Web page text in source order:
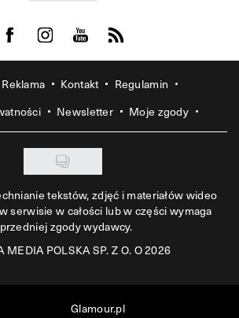
Visit us on Facebook
Visit us on Instagram
Visit us on Youtube
Visit us on Rss
Reklama Kontakt
Regulamin
Newsletter Moje zgody
tekstów, zdjęć i materiałów wideo
serwisie w całości lub w części wymaga
zgody wydawcy.
MEDIA POLSKA SP. Z O. O 2026
Glamour.pl